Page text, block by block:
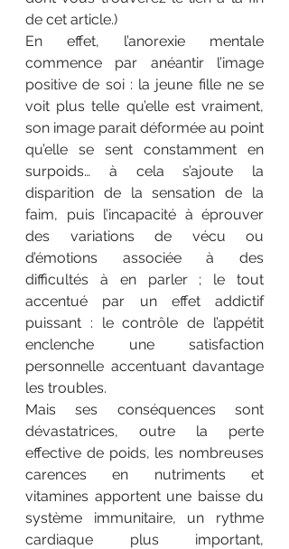
de cet article.)
En effet, l’anorexie mentale
commence par anéantir l’image
positive de soi : la jeune fille ne se
voit plus telle qu’elle est vraiment,
son image parait déformée au point
qu’elle se sent constamment en
surpoids… à cela s’ajoute la
disparition de la sensation de la
faim, puis l’incapacité à éprouver
des variations de vécu ou
d’émotions associée à des
difficultés à en parler ; le tout
accentué par un effet addictif
puissant : le contrôle de l’appétit
enclenche une satisfaction
personnelle accentuant davantage
les troubles.
Mais ses conséquences sont
dévastatrices, outre la perte
effective de poids, les nombreuses
carences en nutriments et
vitamines apportent une baisse du
système immunitaire, un rythme
cardiaque plus important,